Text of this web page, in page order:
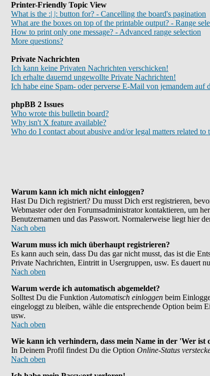
Printer-Friendly Topic View
What is the :| |: button for? - Cancelling the board's pagination
What are the boxes on top of the printable output? - Range
How to print only one message? - Advanced range selection
More questions?
Private Nachrichten
Ich kann keine Privaten Nachrichten verschicken!
Ich erhalte dauernd ungewollte Private Nachrichten!
Ich habe eine Spam- oder perverse E-Mail von jemandem auf
phpBB 2 Issues
Who wrote this bulletin board?
Why isn't X feature available?
Who do I contact about abusive and/or legal matters related to
Warum kann ich mich nicht einloggen?
Hast Du Dich registriert? Du musst Dich erst registrieren,
Webmaster oder den Forumsadministrator kontaktieren, um
Benutzernamen und das Passwort. Normalerweise liegt hier
Nach oben
Warum muss ich mich überhaupt registrieren?
Es kann auch sein, dass Du das gar nicht musst, das ist die
Private Nachrichten, Eintritt in Usergruppen, usw. Es dauert
Nach oben
Warum werde ich automatisch abgemeldet?
Solltest Du die Funktion Automatisch einloggen beim
eingeloggt zu bleiben, wähle die entsprechende Option beim
usw.
Nach oben
Wie kann ich verhindern, dass mein Name in der 'Wer ist
In Deinem Profil findest Du die Option Online-Status
Nach oben